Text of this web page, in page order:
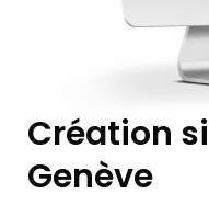
Création
Genève